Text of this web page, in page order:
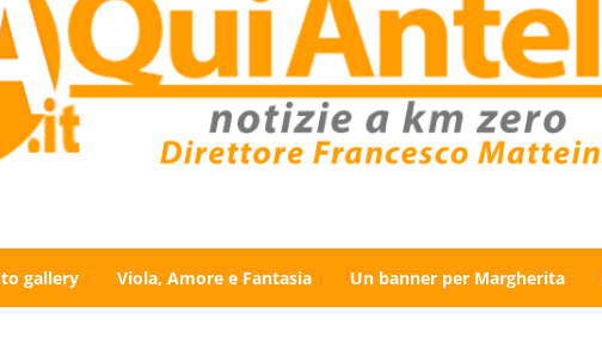
gallery Viola, Amore e Fantasia Un banner per Margherita